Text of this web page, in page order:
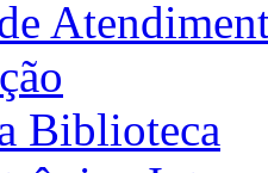
Biblioteca